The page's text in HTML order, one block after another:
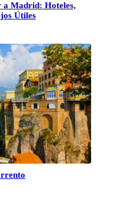
Madrid: Hoteles,
Útiles